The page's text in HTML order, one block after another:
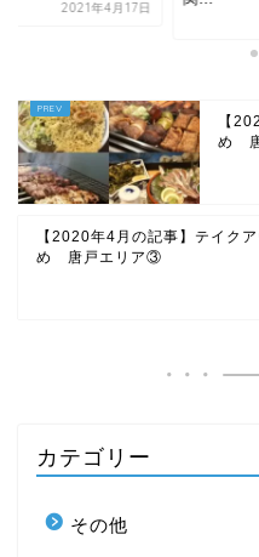
【
め
【2020年4月の記事】テイク
め 唐戸エリア③
カテゴリー
その他